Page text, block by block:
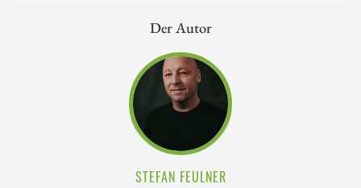
Der Autor
STEFAN FEULNER